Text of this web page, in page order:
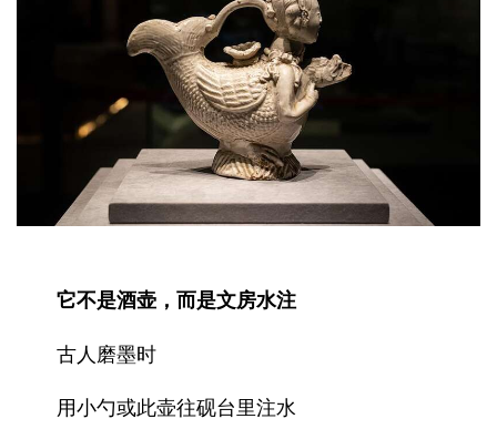
它不是酒壶，而是文房水注
古人磨墨时
用小勺或此壶往砚台里注水